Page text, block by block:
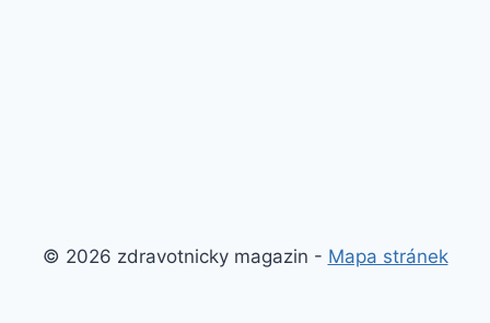
© 2026 zdravotnicky magazin - Mapa stránek